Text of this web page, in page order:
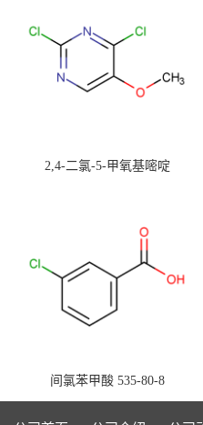
2,4-二氯-5-甲氧基嘧啶
间氯苯甲酸 535-80-8